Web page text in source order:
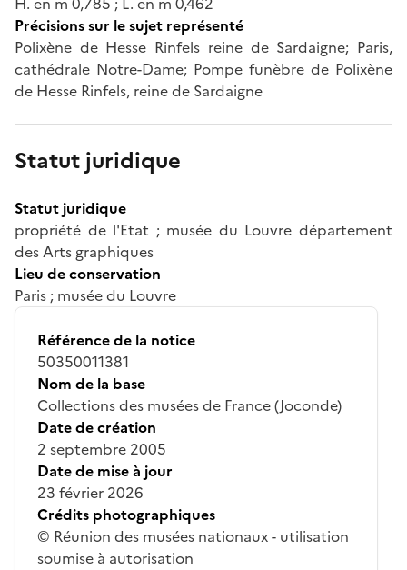
Précisions sur le sujet représenté
Polixène de Hesse Rinfels reine de Sardaigne; Paris,
cathédrale Notre-Dame; Pompe funèbre de Polixène
de Hesse Rinfels, reine de Sardaigne
Statut juridique
Statut juridique
propriété de l'Etat ; musée du Louvre département
des Arts graphiques
Lieu de conservation
Paris ; musée du Louvre
Référence de la notice
50350011381
Nom de la base
Collections des musées de France (Joconde)
Date de création
2 septembre 2005
Date de mise à jour
23 février 2026
Crédits photographiques
© Réunion des musées nationaux - utilisation
soumise à autorisation